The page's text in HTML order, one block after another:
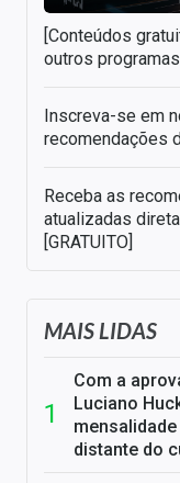
[Conteúdos
outros
Inscreva-se em
recomendações
Receba as
atualizadas
[GRATUITO]
MAIS LIDAS
Com a
Luciano
distante do